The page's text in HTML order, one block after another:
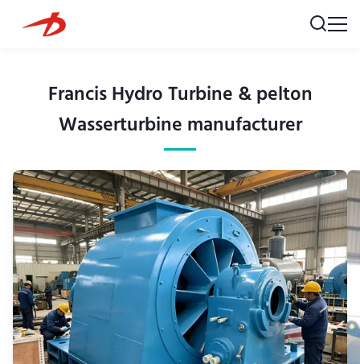
Francis Hydro Turbine & pelton
Wasserturbine manufacturer